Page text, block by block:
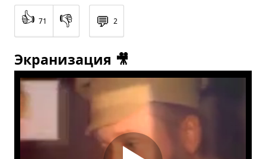
👍 71 👎 💬 2
Экранизация 🎥